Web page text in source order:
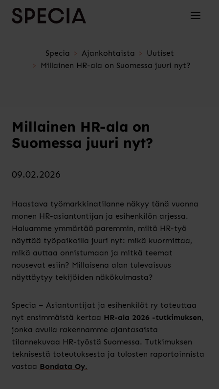
Siirry sisältöön Avaa/
Specia Ajankohtaista
Uutiset
Millainen HR-ala on Suomessa juuri nyt?
Millainen HR-ala on
Suomessa juuri nyt?
09.02.2026
Haastava työmarkkinatilanne näkyy tänä vuonna
monen HR-asiantuntijan ja esihenkilön arjessa.
Haluamme ymmärtää paremmin, miltä HR-työ
näyttää työpaikoilla juuri nyt: mikä kuormittaa,
mikä auttaa onnistumaan ja mitkä teemat
nousevat esiin? Millaisena alan tulevaisuus
näyttäytyy tekijöiden näkökulmasta?
Specia – Asiantuntijat ja esihenkilöt ry toteuttaa
nyt ensimmäistä kertaa HR-ala 2026 -tutkimuksen,
jonka avulla rakennamme ajantasaista
tilannekuvaa HR-työstä Suomessa. Tutkimuksen
teknisestä toteutuksesta ja tulosten raportoinnista
vastaa Bondata Oy.